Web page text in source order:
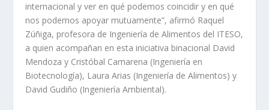
internacional y ver en qué podemos coincidir y en qué
nos podemos apoyar mutuamente”, afirmó Raquel
Zúñiga, profesora de Ingeniería de Alimentos del ITESO,
a quien acompañan en esta iniciativa binacional David
Mendoza y Cristóbal Camarena (Ingeniería en
Biotecnología), Laura Arias (Ingeniería de Alimentos) y
David Gudiño (Ingeniería Ambiental).